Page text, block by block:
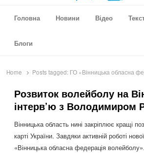
Головна
Новини Відео
Блоги
Home Posts tagged: ГО «Вінницька обласна
Розвиток волейболу на
інтерв’ю з Володимиром
Вінницька область нині закріплює кращі
карті України. Завдяки активній роботі
«Вінницька обласна федерація